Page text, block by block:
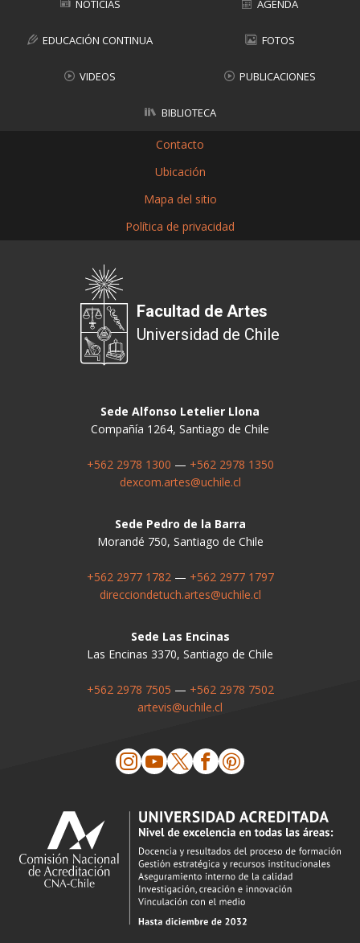
NOTICIAS AGENDA
EDUCACIÓN CONTINUA FOTOS
VIDEOS PUBLICACIONES
BIBLIOTECA
Contacto
Ubicación
Mapa del sitio
Política de privacidad
Facultad de Artes
Universidad de Chile
Sede Alfonso Letelier Llona
Compañía 1264, Santiago de Chile
+562 2978 1300 — +562 2978 1350
dexcom.artes@uchile.cl
Sede Pedro de la Barra
Morandé 750, Santiago de Chile
+562 2977 1782— +562 2977 1797
direcciondetuch.artes@uchile.cl
Sede Las Encinas
Las Encinas 3370, Santiago de Chile
+562 2978 7505 — +562 2978 7502
artevis@uchile.cl